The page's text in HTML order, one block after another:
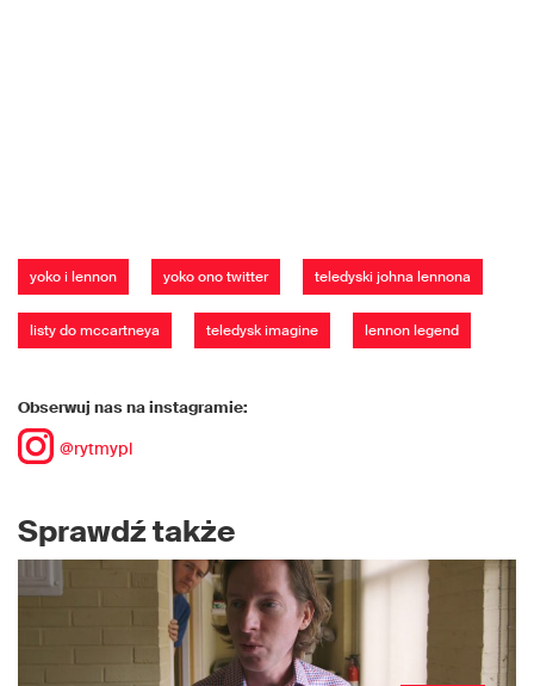
yoko i lennon yoko ono twitter teledyski johna lennona
listy do mccartneya teledysk imagine lennon legend
Obserwuj nas na instagramie:
@rytmypl
Sprawdź także